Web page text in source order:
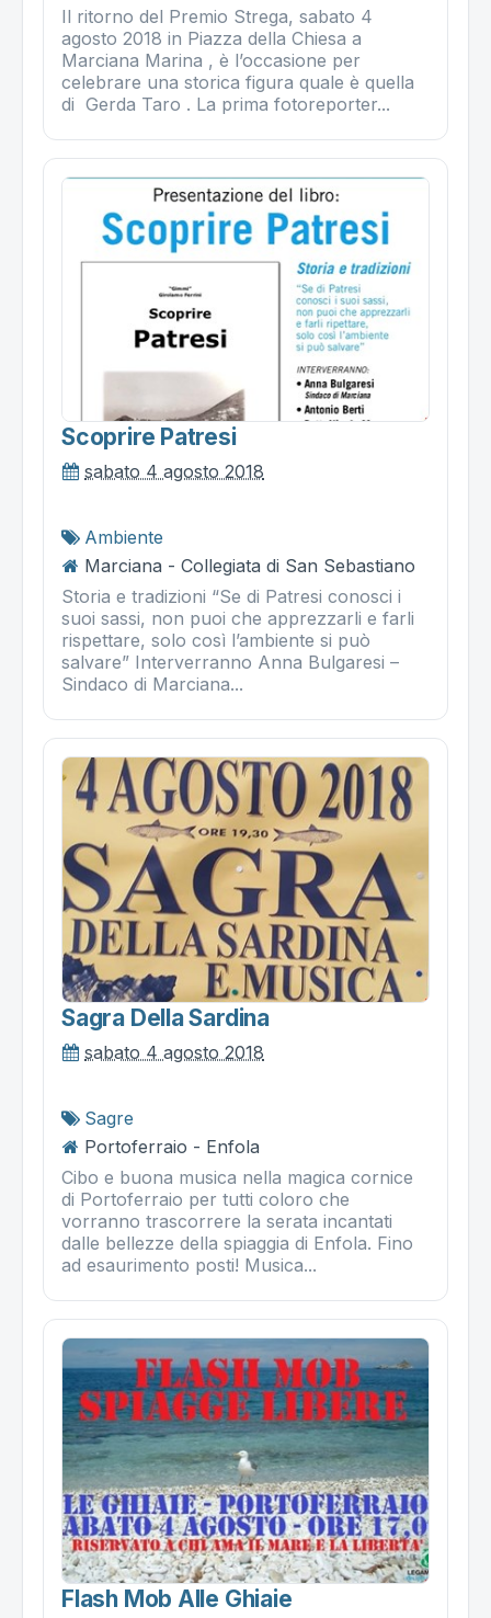
Il ritorno del Premio Strega, sabato 4
agosto 2018 in Piazza della Chiesa a
Marciana Marina , è l’occasione per
celebrare una storica figura quale è quella
di Gerda Taro . La prima fotoreporter...
Scoprire Patresi
sabato 4 agosto 2018
Ambiente
Marciana - Collegiata di San Sebastiano
Storia e tradizioni “Se di Patresi conosci i
suoi sassi, non puoi che apprezzarli e farli
rispettare, solo così l’ambiente si può
salvare” Interverranno Anna Bulgaresi –
Sindaco di Marciana...
Sagra Della Sardina
sabato 4 agosto 2018
Sagre
Portoferraio - Enfola
Cibo e buona musica nella magica cornice
di Portoferraio per tutti coloro che
vorranno trascorrere la serata incantati
dalle bellezze della spiaggia di Enfola. Fino
ad esaurimento posti! Musica...
Flash Mob Alle Ghiaie